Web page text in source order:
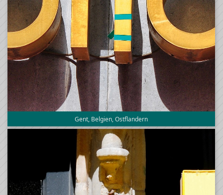
Gent, Belgien, Ostflandern